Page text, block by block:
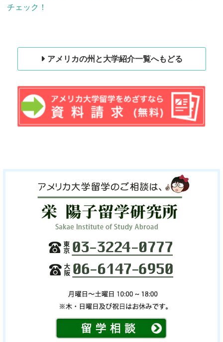
チェック！
アメリカの州と大学紹介一覧へもどる